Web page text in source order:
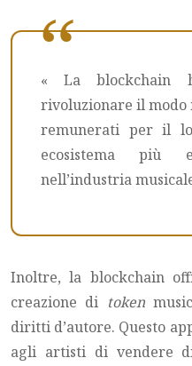
« La blockchain
rivoluzionare il
remunerati per il
ecosistema più
nell’industria
Inoltre, la blockchain
creazione di token
diritti d’autore. Questo
agli artisti di vendere